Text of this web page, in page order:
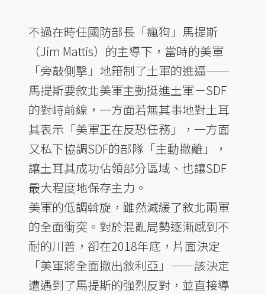
不過在時任國防部長「瘋狗」馬提斯
（Jim Mattis）的主導下，當時的美軍
「旁敲側擊」地箝制了土軍的進逼——
馬提斯要敘北美軍主動挺進土軍－SDF
的對峙前線，一方面若無其事地對土耳
其表示「美軍正在反恐任務」，一方面
又私下協調SDF的部隊「主動撤離」，
讓土耳其成功佔領部分區域、也讓SDF
最大程度地保存主力。
美軍的低調斡旋，雖然減緩了敘北兩軍
的全面衝突。對於混亂局勢逐漸感到不
耐的川普，卻在2018年底，片面決定
「美軍將全面撤出敘利亞」——該決定
遭遇到了馬提斯的強烈反對，並直接導